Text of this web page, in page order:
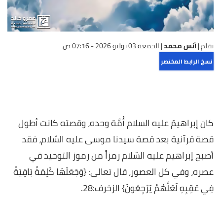
بقلم |أنس محمد|الجمعة 03 يوليو 2026 - 07:16 ص
نسخ الرابط المختصر
كان إبراهيمَ عليه السلام أُمَّة وحده، وقصته كانت أطول
قصة قرآنية بعد قصة سيدنا موسى عليه السّلام، فقد
أصبح إبراهيم عليه السّلام رمزاً من رموز التوحيد في
عصره، وفي كل العصور، قال تعالى: {وَجَعَلَهَا كَلِمَةً بَاقِيَةً
فِي عَقِبِهِ لَعَلَّهُمْ يَرْجِعُونَ} الزخرف:28.